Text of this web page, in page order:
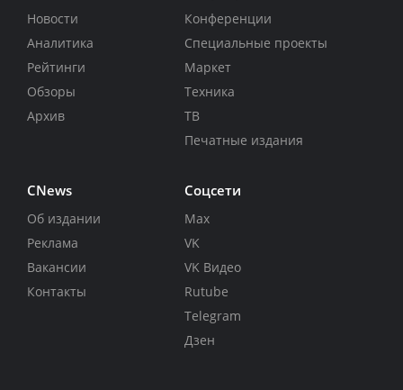
Новости
Аналитика
Рейтинги
Обзоры
Архив
Конференции
Специальные проекты
Маркет
Техника
ТВ
Печатные издания
CNews
Об издании
Реклама
Вакансии
Контакты
Соцсети
Max
VK
VK Видео
Rutube
Telegram
Дзен